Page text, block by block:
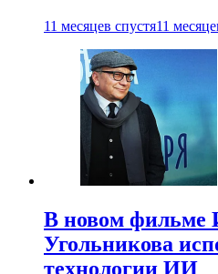
11 месяцев спустя11
В новом фильме
Угольникова
технологии ИИ